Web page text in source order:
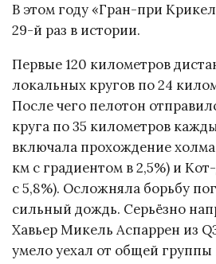
В этом году «Гран-при
29-й раз в истории.
Первые 120 километров
локальных кругов по 24
После чего пелотон
круга по 35 километров
включала прохождение
км с градиентом в 2,5%) и
с 5,8%). Осложняла борьбу
сильный дождь. Серьёзно
Хавьер Микель Аспаррен из
умело уехал от общей